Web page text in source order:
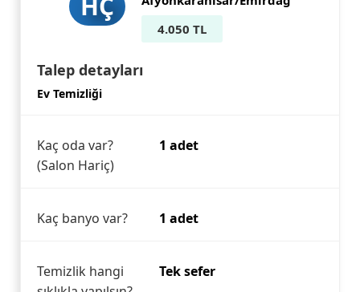
4.050 TL
Talep detayları
Ev Temizliği
Kaç oda var?
(Salon Hariç)
1 adet
Kaç banyo var? 1 adet
Temizlik hangi
Tek sefer